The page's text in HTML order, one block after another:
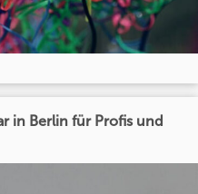
in Berlin für Profis und